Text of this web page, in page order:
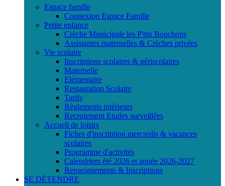
Espace famille
Connexion Espace Famille
Petite enfance
Crèche Municipale les P'tits Bouchons
Assistantes maternelles & Crèches privées
Vie scolaire
Inscriptions scolaires & périscolaires
Maternelle
Elémentaire
Restauration Scolaire
Tarifs
Règlements intérieurs
Recrutement Etudes surveillées
Accueil de loisirs
Fiches d'inscription mercredis & vacances
scolaires
Programme d'activités
Calendriers été 2026 et année 2026-2027
Renseignements & Inscriptions
SE DÉTENDRE